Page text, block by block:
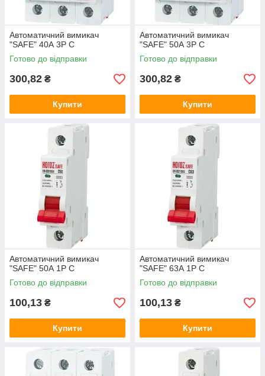
Автоматичний вимикач
"SAFE" 40А 3P С
Готово до відправки
300,82 ₴
Купити
Автоматичний вимикач
"SAFE" 50А 3P С
Готово до відправки
300,82 ₴
Купити
Автоматичний вимикач
"SAFE" 50А 1P С
Готово до відправки
100,13 ₴
Купити
Автоматичний вимикач
"SAFE" 63А 1P С
Готово до відправки
100,13 ₴
Купити